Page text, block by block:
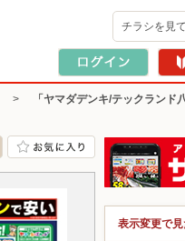
チラシを見
>
「ヤマダデンキ/テックランド
表示変更で見